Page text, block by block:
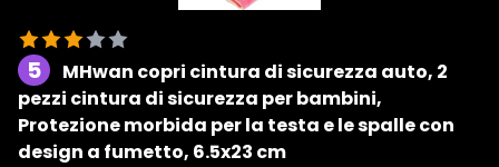
5
MHwan copri cintura di sicurezza auto, 2
pezzi cintura di sicurezza per bambini,
Protezione morbida per la testa e le spalle con
design a fumetto, 6.5x23 cm